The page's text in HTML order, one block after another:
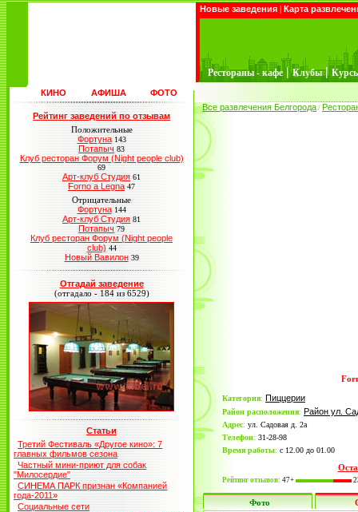
Новые заведения | Карта
Рестораны - кафе | Клубы |
КИНО АФИША ФОТО
Рейтинг заведений по отзывам
Положительные
Фортуна 143
Потапыч 83
Клуб ресторан Форум (Night people club)
69
Арт-клуб Студия 61
Forno a Legna 47
Отрицательные
Фортуна 144
Арт-клуб Студия 81
Потапыч 79
Клуб ресторан Форум (Night people
club) 44
Новый Вавилон 39
Отгадай заведение
(отгадало - 184 из 6529)
Статьи
Третий Фестиваль «Другое кино»: 7
главных фильмов сезона
Частный мини-приют для собак
"Милосердие"
СИНЕМА ПАРК признан «Компанией
года-2011»
Социальные сети
Все развлечения Белгорода /
Категория: Пиццерии
Район расположения: Район ул.
Адрес: ул. Садовая д. 2а
Телефон: 31-28-98
Время работы: с 12.00 до 01.00
Рейтинг отзывов: 47+
Фото